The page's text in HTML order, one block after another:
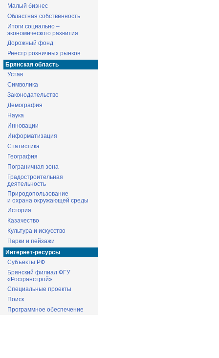
Малый бизнес
Областная собственность
Итоги социально –
экономического развития
Дорожный фонд
Реестр розничных рынков
Брянская область
Устав
Символика
Законодательство
Демография
Наука
Инновации
Информатизация
Статистика
География
Пограничная зона
Градостроительная
деятельность
Природопользование
и охрана окружающей среды
История
Казачество
Культура и искусство
Парки и пейзажи
Интернет-ресурсы
Субъекты РФ
Брянский филиал ФГУ
«Росгранстрой»
Специальные проекты
Поиск
Программное обеспечение